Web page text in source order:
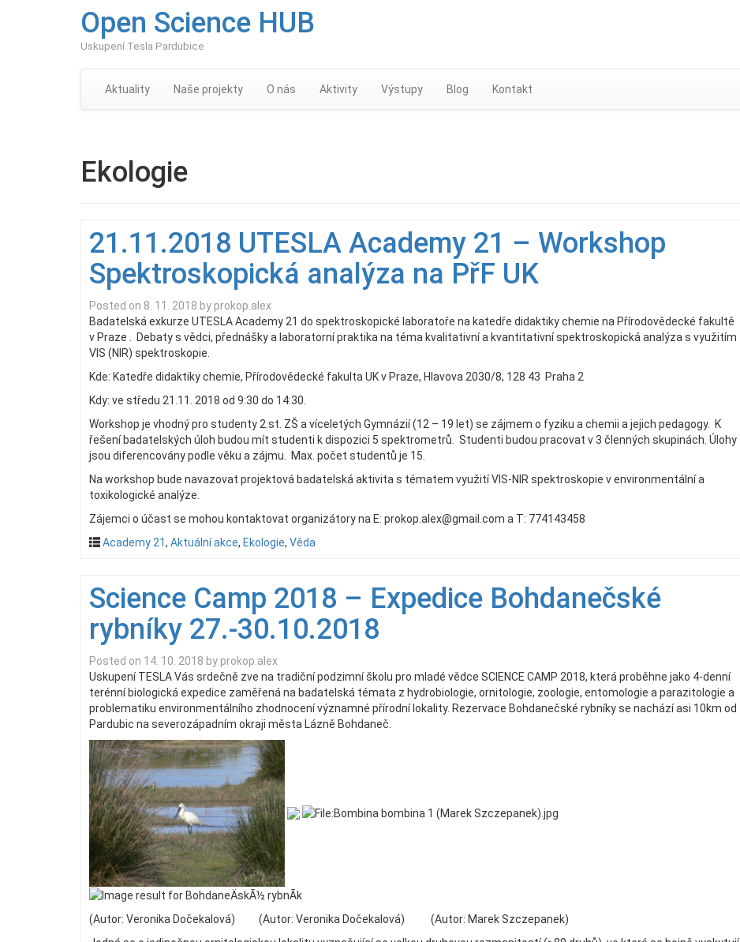
Open Science HUB
Uskupení Tesla Pardubice
Aktuality Naše projekty O nás Aktivity Výstupy Blog Kontakt
Ekologie
21.11.2018 UTESLA Academy 21 – Workshop
Spektroskopická analýza na PřF UK
Posted on 8. 11. 2018 by prokop.alex
Badatelská exkurze UTESLA Academy 21 do spektroskopické laboratoře na katedře didaktiky chemie na Přírodovědecké fakultě
v Praze . Debaty s vědci, přednášky a laboratorní praktika na téma kvalitativní a kvantitativní spektroskopická analýza s využitím
VIS (NIR) spektroskopie.
Kde: Katedře didaktiky chemie, Přírodovědecké fakulta UK v Praze, Hlavova 2030/8, 128 43 Praha 2
Kdy: ve středu 21.11. 2018 od 9:30 do 14:30.
Workshop je vhodný pro studenty 2.st. ZŠ a víceletých Gymnázií (12 – 19 let) se zájmem o fyziku a chemii a jejich pedagogy. K
řešení badatelských úloh budou mít studenti k dispozici 5 spektrometrů. Studenti budou pracovat v 3 členných skupinách. Úlohy
jsou diferencovány podle věku a zájmu. Max. počet studentů je 15.
Na workshop bude navazovat projektová badatelská aktivita s tématem využití VIS-NIR spektroskopie v environmentální a
toxikologické analýze.
Zájemci o účast se mohou kontaktovat organizátory na E: prokop.alex@gmail.com a T: 774143458
Academy 21, Aktuální akce, Ekologie, Věda
Science Camp 2018 – Expedice Bohdanečské
rybníky 27.-30.10.2018
Posted on 14. 10. 2018 by prokop.alex
Uskupení TESLA Vás srdečně zve na tradiční podzimní školu pro mladé vědce SCIENCE CAMP 2018, která proběhne jako 4-denní
terénní biologická expedice zaměřená na badatelská témata z hydrobiologie, ornitologie, zoologie, entomologie a parazitologie a
problematiku environmentálního zhodnocení významné přírodní lokality. Rezervace Bohdanečské rybníky se nachází asi 10km od
Pardubic na severozápadním okraji města Lázně Bohdaneč.
(Autor: Veronika Dočekalová) (Autor: Veronika Dočekalová) (Autor: Marek Szczepanek)